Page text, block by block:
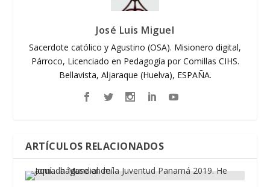
José Luis Miguel
Sacerdote católico y Agustino (OSA). Misionero digital,
Párroco, Licenciado en Pedagogía por Comillas CIHS.
Bellavista, Aljaraque (Huelva), ESPAÑA.
ARTÍCULOS RELACIONADOS